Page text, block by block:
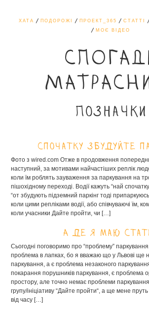
ХАТА ПОДОРОЖІ ПРОЕКТ_365 СТАТТІ
МОЄ ВІДЕО
Позначки
Спочатку збудуйте
Фото з wired.com Отже в продовження
наступний, за мотивами найчастіших реплік
коли їм роблять зауваження за паркування на
пішохідному переході. Водії кажуть “най
“от збудують підземний паркінг тоді
коли цими репліками водії, або співчуваючі їм,
коли учасники Дайте пройти, чи […]
А де я маю
Сьогодні поговоримо про “проблему”
проблема в лапках, бо я вважаю що у Львові ще
паркування, а є проблема незаконого
покарання порушників паркування, є проблема
простору, але точно немає проблеми
групу/ініціативу “Дайте пройти“, а ще мене
від часу […]